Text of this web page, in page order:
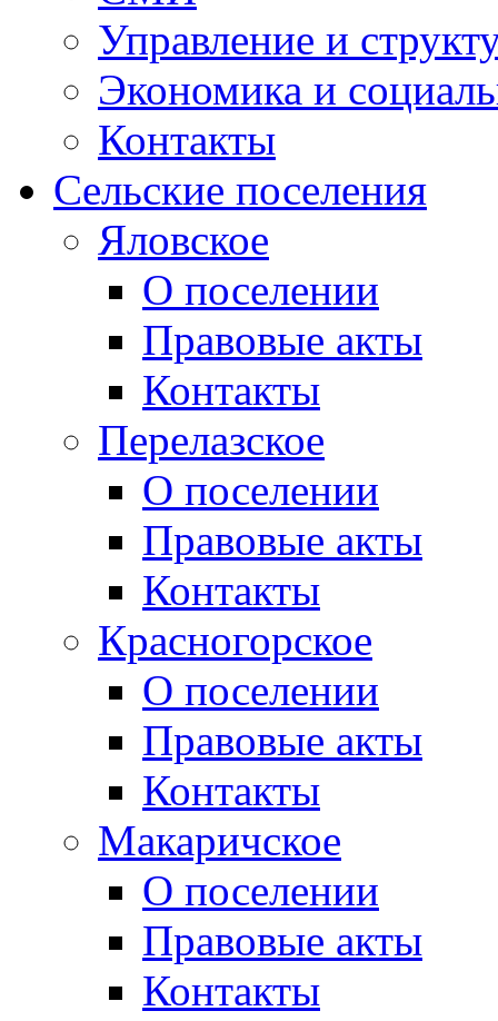
Управление и
Экономика и
Контакты
Сельские поселения
Яловское
О поселении
Правовые акты
Контакты
Перелазское
О поселении
Правовые акты
Контакты
Красногорское
О поселении
Правовые акты
Контакты
Макаричское
О поселении
Правовые акты
Контакты